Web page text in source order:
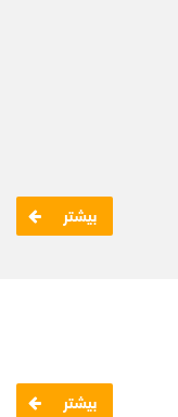
بیشتر
بیشتر